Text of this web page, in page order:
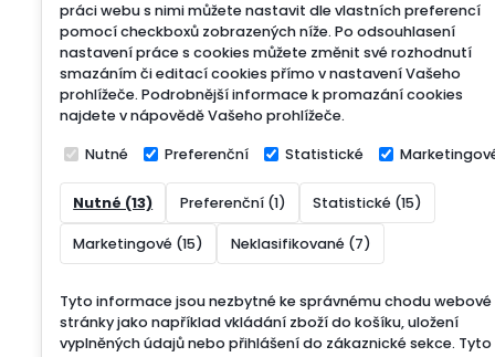
práci webu s nimi můžete nastavit dle vlastních preferencí
pomocí checkboxů zobrazených níže. Po odsouhlasení
nastavení práce s cookies můžete změnit své rozhodnutí
smazáním či editací cookies přímo v nastavení Vašeho
prohlížeče. Podrobnější informace k promazání cookies
najdete v nápovědě Vašeho prohlížeče.
Nutné Preferenční Statistické
Nutné (13) Preferenční (1) Statistické (15)
Marketingové (15) Neklasifikované (7)
Tyto informace jsou nezbytné ke správnému chodu webové
stránky jako například vkládání zboží do košíku, uložení
vyplněných údajů nebo přihlášení do zákaznické sekce. Tyto